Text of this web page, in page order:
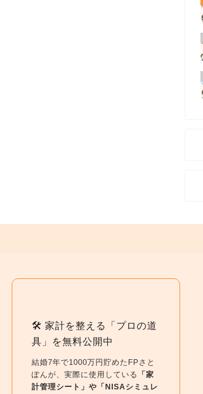
🛠 家計を整える「プロの道
具」を無料公開中
結婚7年で1000万円貯めたFPさと
ぽんが、実際に使用している
「家
計管理シート」や「NISAシミュレ